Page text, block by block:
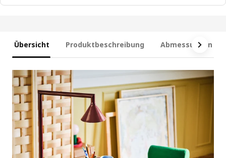
Übersicht Produktbeschreibung Abmessungen